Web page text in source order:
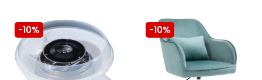
-10% -10%